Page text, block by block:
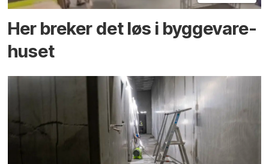
Her breker det løs i bygge­vare­
huset